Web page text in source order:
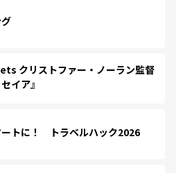
クリストファー・ノーラン監督
イア』
ートに！ トラベルハック2026